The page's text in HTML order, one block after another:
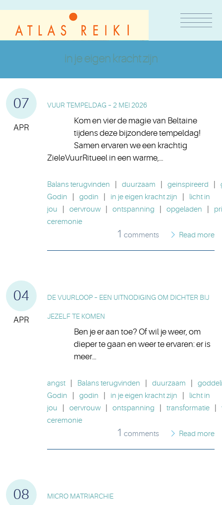
in je eigen kracht zijn
07
APR
VUUR TEMPELDAG – 2 MEI 2026
Kom en vier de magie van Beltaine
tijdens deze bijzondere tempeldag!
Samen ervaren we een krachtig
ZieleVuurRitueel in een warme,…
Balans terugvinden duurzaam geinspireerd
Godin
godin in je eigen kracht zijn
licht in
jou
oervrouw ontspanning opgeladen
ceremonie
1 comments Read more
04
APR
DE VUURLOOP – EEN UITNODIGING OM DICHTER BIJ
JEZELF TE KOMEN
Ben je er aan toe? Of wil je weer, om
dieper te gaan en weer te ervaren: er is
meer…
angst Balans terugvinden duurzaam
Godin
godin in je eigen kracht zijn
licht in
jou
oervrouw ontspanning transformatie
ceremonie
1 comments Read more
08 MICRO MATRIARCHIE